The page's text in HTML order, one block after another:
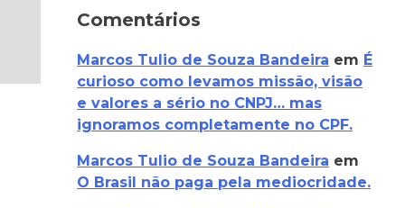
Comentários
Marcos Tulio de Souza Bandeira em É
curioso como levamos missão, visão
e valores a sério no CNPJ… mas
ignoramos completamente no CPF.
Marcos Tulio de Souza Bandeira em
O Brasil não paga pela mediocridade.